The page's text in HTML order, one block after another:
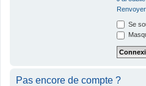
Se
Pas encore de compte ?